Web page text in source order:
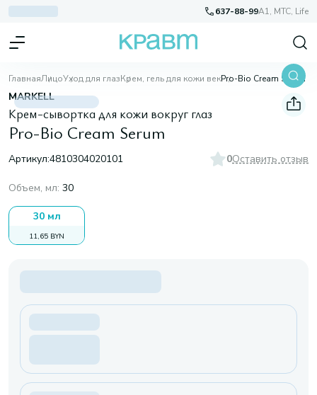
637-88-99A1, МТС, Life
ГлавнаяЛицоУход для глазКрем, гель для кожи векPro-Bio Cream Serum
MARKELL
Крем-сывортка для кожи вокруг глаз
Pro-Bio Cream Serum
Артикул:4810304020101 0Оставить отзыв
Объем, мл: 30
30 мл
11,65 BYN